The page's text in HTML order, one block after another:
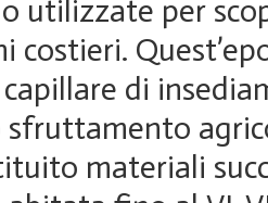
utilizzate per
costieri.
di
materiali